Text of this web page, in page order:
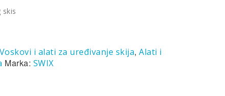
Voskovi i alati za uređivanje skija,Alati i
Marka: SWIX